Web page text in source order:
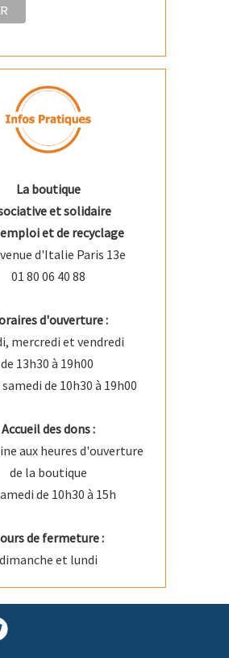
La boutique
et solidaire
et de recyclage
d'Italie Paris 13e
01 80 06 40 88
d'ouverture :
mercredi et vendredi
de 13h30 à 19h00
de 10h30 à 19h00
Accueil des dons :
aux heures d'ouverture
de la boutique
de 10h30 à 15h
de fermeture :
dimanche et lundi